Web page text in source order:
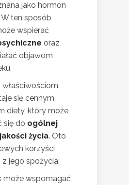
jako hormon
ten sposób
wspierać
oraz
objawom
się cennym
diety, który może
się do ogólnej
życia. Oto
korzyści
z jego spożycia:
może wspomagać